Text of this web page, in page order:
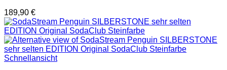
189,90 €
Schnellansicht